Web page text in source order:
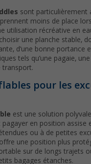
sont particulièrement
moins de place
utilisation récréative en
une planche stable,
d’une bonne portance
tels qu’une pagaie,
transport.
pour les
est une solution
en position assise
ou à de petites
une position plus
sur de longs trajets
bagages étanches.